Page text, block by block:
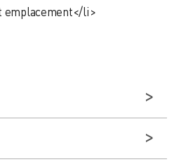
emplacement</li>